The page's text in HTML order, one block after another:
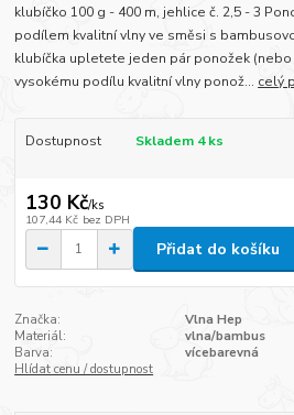
klubíčko 100 g - 400 m, jehlice č. 2,5 - 3
podílem kvalitní vlny ve směsi s
klubíčka upletete jeden pár ponožek (nebo
vysokému podílu kvalitní vlny ponož... celý
Dostupnost Skladem 4 ks
130 Kč/ks
107,44 Kč bez DPH
Přidat do košíku
Značka:
Vlna Hep
Materiál:
vlna/bambus
Barva:
vícebarevná
Hlídat cenu / dostupnost